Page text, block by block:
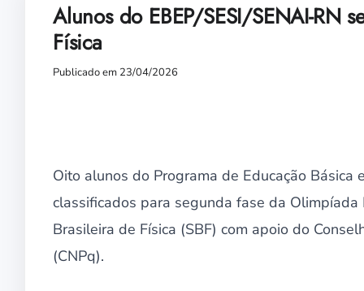
Alunos do EBEP/SESI/SENAI-RN
Física
Publicado em 23/04/2026
Oito alunos do Programa de Educação Básica
classificados para segunda fase da
Brasileira de Física (SBF) com apoio do
(CNPq).